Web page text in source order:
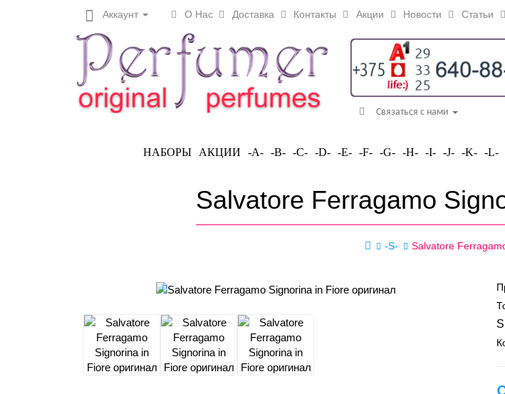
Аккаунт О Нас Доставка Контакты Акции Новости Статьи
Связаться с нами
НАБОРЫ АКЦИИ -A- -B- -C- -D- -E- -F- -G- -H- -I- -J- -K- -L-
Salvatore Ferragamo
-S- Salvatore